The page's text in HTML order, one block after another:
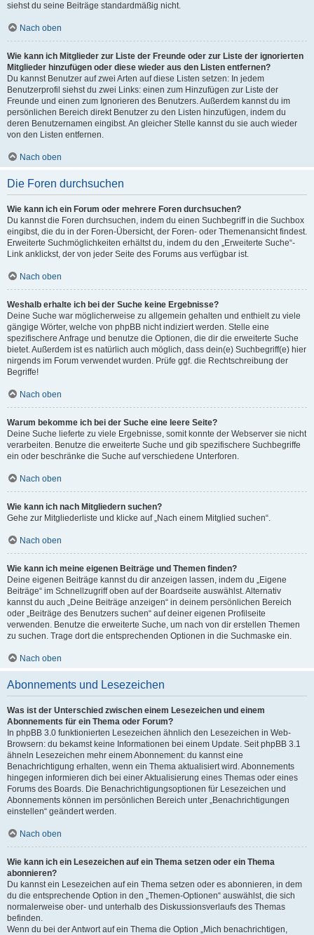
siehst du seine Beiträge standardmäßig nicht.
Nach oben
Wie kann ich Mitglieder zur Liste der Freunde oder zur Liste der ignorierten
Mitglieder hinzufügen oder diese wieder aus den Listen entfernen?
Du kannst Benutzer auf zwei Arten auf diese Listen setzen: In jedem
Benutzerprofil siehst du zwei Links: einen zum Hinzufügen zur Liste der
Freunde und einen zum Ignorieren des Benutzers. Außerdem kannst du im
persönlichen Bereich direkt Benutzer zu den Listen hinzufügen, indem du
deren Benutzernamen eingibst. An gleicher Stelle kannst du sie auch wieder
von den Listen entfernen.
Nach oben
Die Foren durchsuchen
Wie kann ich ein Forum oder mehrere Foren durchsuchen?
Du kannst die Foren durchsuchen, indem du einen Suchbegriff in die Suchbox
eingibst, die du in der Foren-Übersicht, der Foren- oder Themenansicht findest.
Erweiterte Suchmöglichkeiten erhältst du, indem du den „Erweiterte Suche“-
Link anklickst, der von jeder Seite des Forums aus verfügbar ist.
Nach oben
Weshalb erhalte ich bei der Suche keine Ergebnisse?
Deine Suche war möglicherweise zu allgemein gehalten und enthielt zu viele
gängige Wörter, welche von phpBB nicht indiziert werden. Stelle eine
spezifischere Anfrage und benutze die Optionen, die dir die erweiterte Suche
bietet. Außerdem ist es natürlich auch möglich, dass dein(e) Suchbegriff(e) hier
nirgends im Forum verwendet wurden. Prüfe ggf. die Rechtschreibung der
Begriffe!
Nach oben
Warum bekomme ich bei der Suche eine leere Seite?
Deine Suche lieferte zu viele Ergebnisse, somit konnte der Webserver sie nicht
verarbeiten. Benutze die erweiterte Suche und gib spezifischere Suchbegriffe
ein oder beschränke die Suche auf verschiedene Unterforen.
Nach oben
Wie kann ich nach Mitgliedern suchen?
Gehe zur Mitgliederliste und klicke auf „Nach einem Mitglied suchen“.
Nach oben
Wie kann ich meine eigenen Beiträge und Themen finden?
Deine eigenen Beiträge kannst du dir anzeigen lassen, indem du „Eigene
Beiträge“ im Schnellzugriff oben auf der Boardseite auswählst. Alternativ
kannst du auch „Deine Beiträge anzeigen“ in deinem persönlichen Bereich
oder „Beiträge des Benutzers suchen“ auf deiner eigenen Profilseite
verwenden. Benutze die erweiterte Suche, um nach von dir erstellen Themen
zu suchen. Trage dort die entsprechenden Optionen in die Suchmaske ein.
Nach oben
Abonnements und Lesezeichen
Was ist der Unterschied zwischen einem Lesezeichen und einem
Abonnements für ein Thema oder Forum?
In phpBB 3.0 funktionierten Lesezeichen ähnlich den Lesezeichen in Web-
Browsern: du bekamst keine Informationen bei einem Update. Seit phpBB 3.1
ähneln Lesezeichen mehr einem Abonnement: du kannst eine
Benachrichtigung erhalten, wenn ein Thema aktualisiert wird. Abonnements
hingegen informieren dich bei einer Aktualisierung eines Themas oder eines
Forums des Boards. Die Benachrichtigungsoptionen für Lesezeichen und
Abonnements können im persönlichen Bereich unter „Benachrichtigungen
einstellen“ geändert werden.
Nach oben
Wie kann ich ein Lesezeichen auf ein Thema setzen oder ein Thema
abonnieren?
Du kannst ein Lesezeichen auf ein Thema setzen oder es abonnieren, in dem
du die entsprechende Option in den „Themen-Optionen“ auswählst, die sich
normalerweise ober- und unterhalb des Diskussionsverlaufs des Themas
befinden.
Wenn du bei der Antwort auf ein Thema die Option „Mich benachrichtigen,